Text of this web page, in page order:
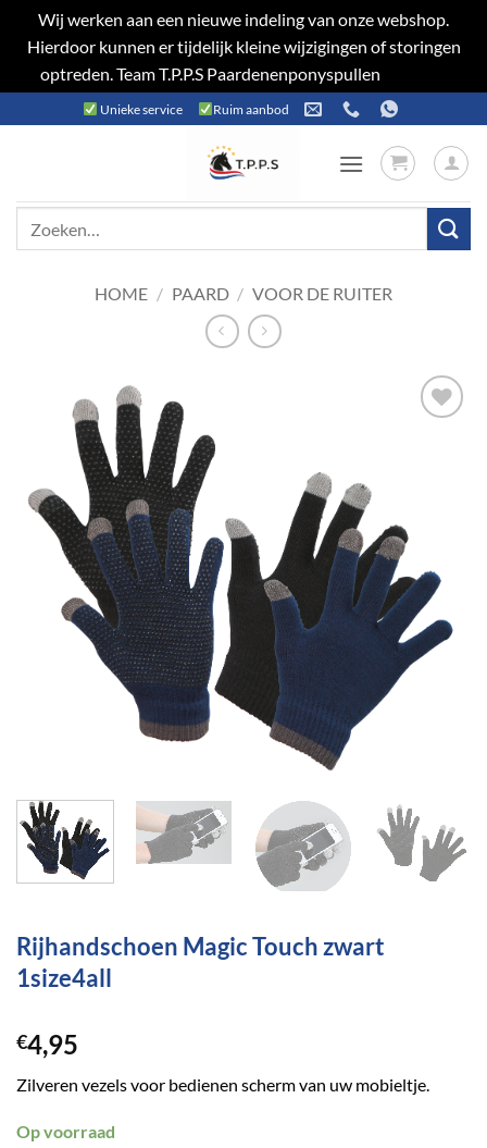
Wij werken aan een nieuwe indeling van onze webshop.
Hierdoor kunnen er tijdelijk kleine wijzigingen of storingen
optreden. Team T.P.P.S Paardenenponyspullen
naar
Unieke service Ruim aanbod
HOME / PAARD / VOOR DE RUITER
Rijhandschoen Magic Touch zwart
1size4all
€4,95
Zilveren vezels voor bedienen scherm van uw mobieltje.
Op voorraad